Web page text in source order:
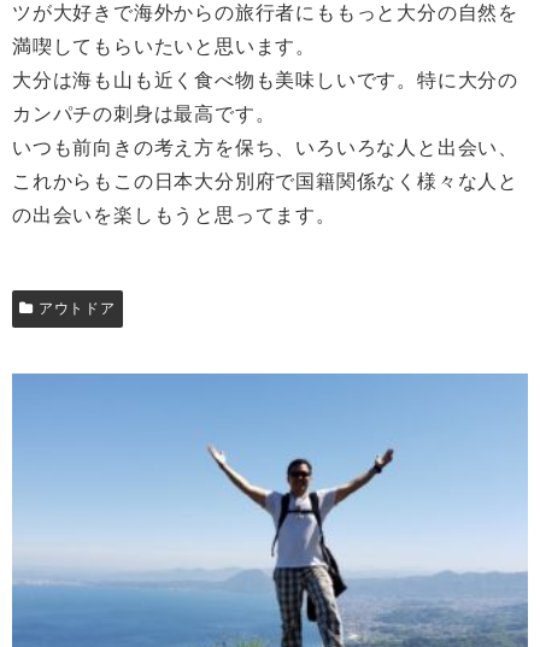
ツが大好きで海外からの旅行者にももっと大分の自然を
満喫してもらいたいと思います。
大分は海も山も近く食べ物も美味しいです。特に大分の
カンパチの刺身は最高です。
いつも前向きの考え方を保ち、いろいろな人と出会い、
これからもこの日本大分別府で国籍関係なく様々な人と
の出会いを楽しもうと思ってます。
アウトドア